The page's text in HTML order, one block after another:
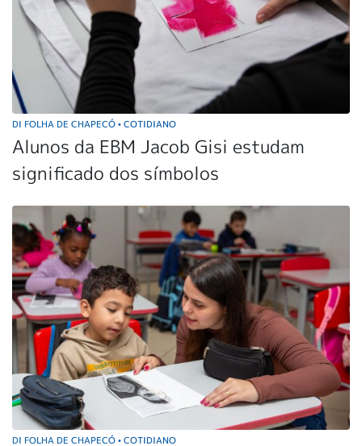
DI FOLHA DE CHAPECÓ • COTIDIANO
Alunos da EBM Jacob Gisi estudam
significado dos símbolos
DI FOLHA DE CHAPECÓ • COTIDIANO